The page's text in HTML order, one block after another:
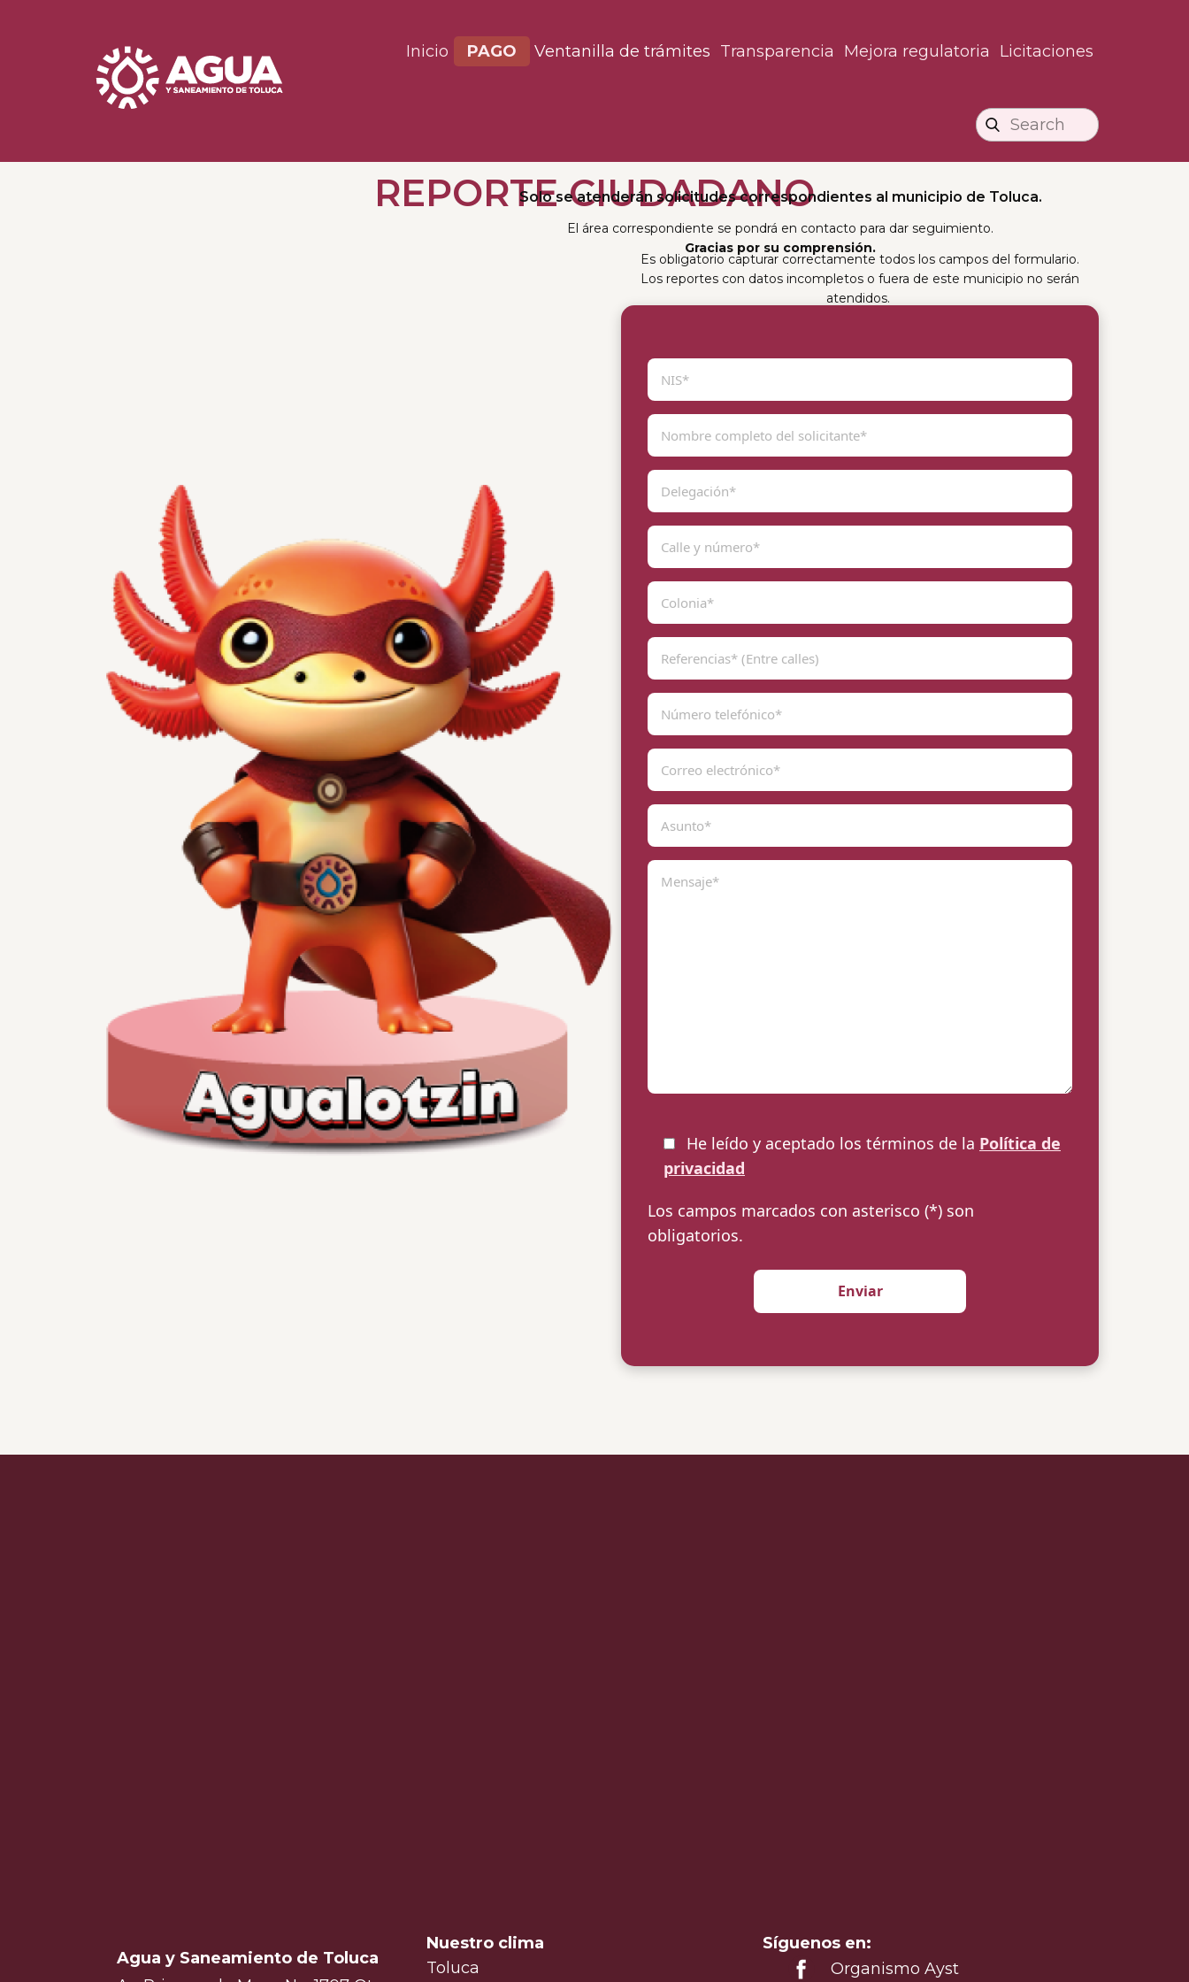
Inicio PAGO Ventanilla de trámites Transparencia Mejora regulatoria Licitaciones
REPORTE CIUDADANO
Solo se atenderán solicitudes correspondientes al municipio de Toluca.
Es obligatorio capturar correctamente todos los campos del formulario.
Los reportes con datos incompletos o fuera de este municipio no serán
atendidos.
El área correspondiente se pondrá en contacto para dar seguimiento.
Gracias por su comprensión.
He leído y aceptado los términos de la Política de
privacidad
Los campos marcados con asterisco (*) son
obligatorios.
Agua y Saneamiento de Toluca
Nuestro clima
Toluca
Síguenos en:
Organismo Ayst